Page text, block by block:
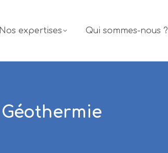
Nos expertises Qui sommes-nous ?
Géothermie